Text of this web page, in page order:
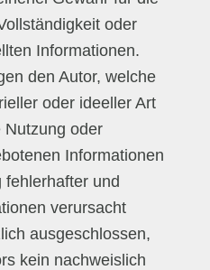
oder
Informationen.
den Autor, welche
oder ideeller Art
Nutzung oder
Informationen
fehlerhafter und
verursacht
ausgeschlossen,
kein nachweislich